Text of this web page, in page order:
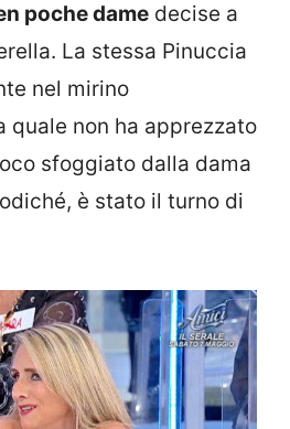
poche dame decise a
La stessa Pinuccia
nel mirino
quale non ha apprezzato
sfoggiato dalla dama
è stato il turno di